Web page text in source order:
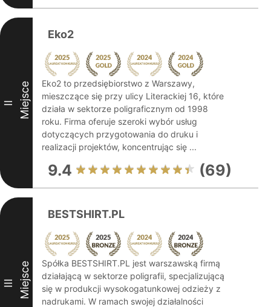
II Miejsce
Eko2
Eko2 to przedsiębiorstwo z Warszawy,
mieszczące się przy ulicy Literackiej 16, które
działa w sektorze poligraficznym od 1998
roku. Firma oferuje szeroki wybór usług
dotyczących przygotowania do druku i
realizacji projektów, koncentrując się ...
9.4 (69)
III Miejsce
BESTSHIRT.PL
Spółka BESTSHIRT.PL jest warszawską firmą
działającą w sektorze poligrafii, specjalizującą
się w produkcji wysokogatunkowej odzieży z
nadrukami. W ramach swojej działalności